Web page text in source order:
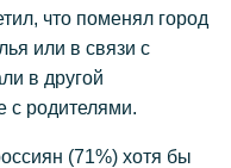
что поменял город
или в связи с
в другой
с родителями.
(71%) хотя бы